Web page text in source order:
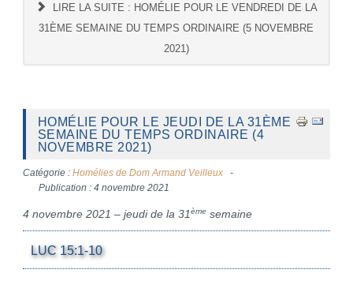
LIRE LA SUITE : HOMÉLIE POUR LE VENDREDI DE LA
31ÈME SEMAINE DU TEMPS ORDINAIRE (5 NOVEMBRE
2021)
HOMÉLIE POUR LE JEUDI DE LA 31ÈME
SEMAINE DU TEMPS ORDINAIRE (4
NOVEMBRE 2021)
Catégorie : Homélies de Dom Armand Veilleux
Publication : 4 novembre 2021
4 novembre 2021 – jeudi de la 31ème semaine
LUC 15:1-10